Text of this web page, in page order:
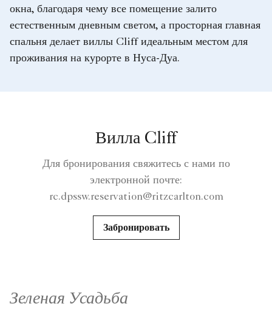
окна, благодаря чему все помещение залито
естественным дневным светом, а просторная главная
спальня делает виллы Cliff идеальным местом для
проживания на курорте в Нуса-Дуа.
Вилла Cliff
Для бронирования свяжитесь с нами по
электронной почте:
rc.dpssw.reservation@ritzcarlton.com
Забронировать
Зеленая Усадьба